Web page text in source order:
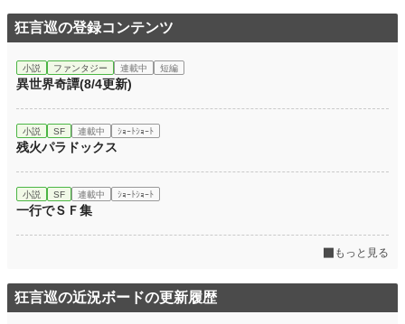
狂言巡の登録コンテンツ
小説 ファンタジー 連載中 短編
異世界奇譚(8/4更新)
小説 SF 連載中 ｼｮｰﾄｼｮｰﾄ
残火パラドックス
小説 SF 連載中 ｼｮｰﾄｼｮｰﾄ
一行でＳＦ集
もっと見る
狂言巡の近況ボードの更新履歴